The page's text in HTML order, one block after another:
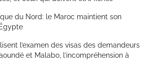
du Nord: le Maroc maintient son
l’examen des visas des demandeurs
et Malabo, l’incompréhension à